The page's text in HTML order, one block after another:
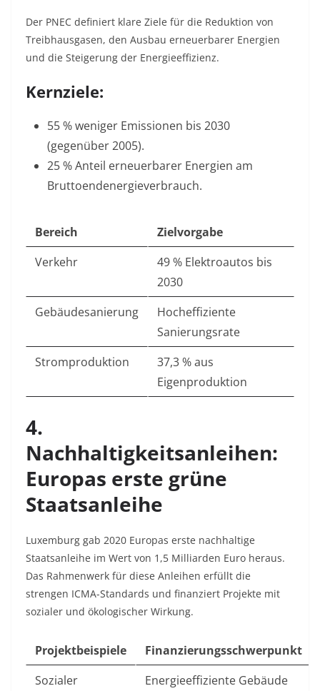
Der PNEC definiert klare Ziele für die Reduktion von
Treibhausgasen, den Ausbau erneuerbarer Energien
und die Steigerung der Energieeffizienz.
Kernziele:
55 % weniger Emissionen bis 2030
(gegenüber 2005).
25 % Anteil erneuerbarer Energien am
Bruttoendenergieverbrauch.
Bereich
Zielvorgabe
Verkehr
49 % Elektroautos bis
2030
Gebäudesanierung
Hocheffiziente
Sanierungsrate
Stromproduktion
37,3 % aus
Eigenproduktion
4.
Nachhaltigkeitsanleihen:
Europas erste grüne
Staatsanleihe
Luxemburg gab 2020 Europas erste nachhaltige
Staatsanleihe im Wert von 1,5 Milliarden Euro heraus.
Das Rahmenwerk für diese Anleihen erfüllt die
strengen ICMA-Standards und finanziert Projekte mit
sozialer und ökologischer Wirkung.
Projektbeispiele
Finanzierungsschwerpunkt
Sozialer
Energieeffiziente Gebäude